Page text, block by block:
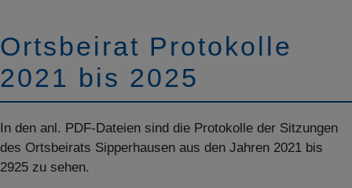
Ortsbeirat Protokolle
2021 bis 2025
In den anl. PDF-Dateien sind die Protokolle der Sitzungen
des Ortsbeirats Sipperhausen aus den Jahren 2021 bis
2925 zu sehen.